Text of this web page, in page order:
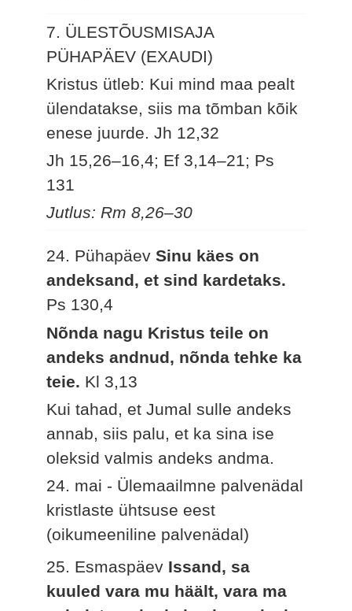
7. ÜLESTÕUSMISAJA
PÜHAPÄEV (EXAUDI)
Kristus ütleb: Kui mind maa pealt
ülendatakse, siis ma tõmban kõik
enese juurde.Jh 12,32
Jh 15,26–16,4; Ef 3,14–21; Ps
131
Jutlus: Rm 8,26–30
24. PühapäevSinu käes on
andeksand, et sind kardetaks.
Ps 130,4
Nõnda nagu Kristus teile on
andeks andnud, nõnda tehke ka
teie. Kl 3,13
Kui tahad, et Jumal sulle andeks
annab, siis palu, et ka sina ise
oleksid valmis andeks andma.
24. mai - Ülemaailmne palvenädal
kristlaste ühtsuse eest
(oikumeeniline palvenädal)
25. Esmaspäev Issand, sa
kuuled vara mu häält, vara ma